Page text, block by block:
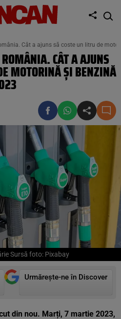
Cât a ajuns să coste un litru de
CÂT A AJUNS
MOTORINĂ ȘI BENZINĂ
Sursă foto: Pixabay
Urmărește-ne în Discover
din nou. Marți, 7 martie 2023,